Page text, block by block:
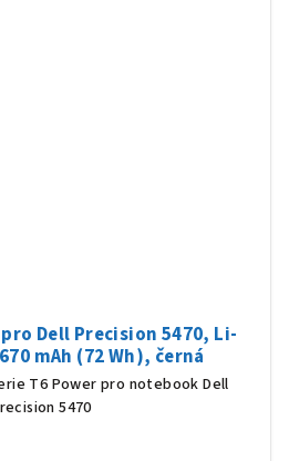
Dell Precision 5470, Li-
mAh (72 Wh), černá
T6 Power pro notebook Dell
5470